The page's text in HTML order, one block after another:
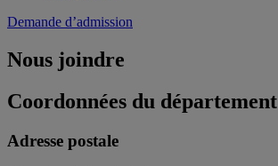
Demande d’admission
Nous joindre
Coordonnées du département
Adresse postale